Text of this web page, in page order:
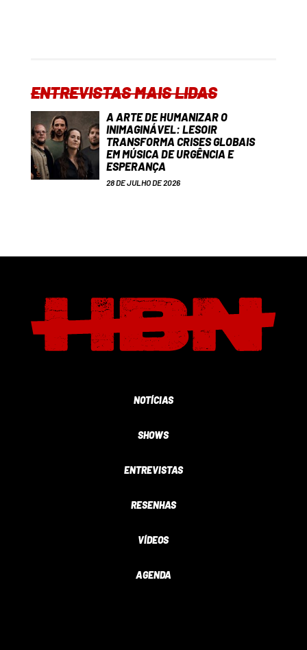
ENTREVISTAS MAIS LIDAS
A ARTE DE HUMANIZAR O
INIMAGINÁVEL: LESOIR
TRANSFORMA CRISES GLOBAIS
EM MÚSICA DE URGÊNCIA E
ESPERANÇA
28 DE JULHO DE 2026
NOTÍCIAS
SHOWS
ENTREVISTAS
RESENHAS
VÍDEOS
AGENDA